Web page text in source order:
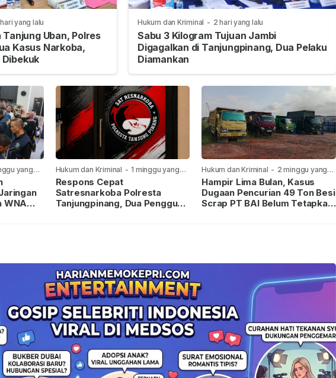
yang lalu
Uban, Polres
Kasus Narkoba,
Hukum dan Kriminal - 2 hari yang lalu
Sabu 3 Kilogram Tujuan Jambi
Digagalkan di Tanjungpinang, Dua Pelaku
Diamankan
yang
WNA
Hukum dan Kriminal - 1 minggu yang
lalu
Respons Cepat
Satresnarkoba Polresta
Tanjungpinang, Dua Pengguna
Hukum dan Kriminal - 2 minggu yang
lalu
Hampir Lima Bulan, Kasus
Dugaan Pencurian 49 Ton Besi
Scrap PT BAI Belum Tetapkan